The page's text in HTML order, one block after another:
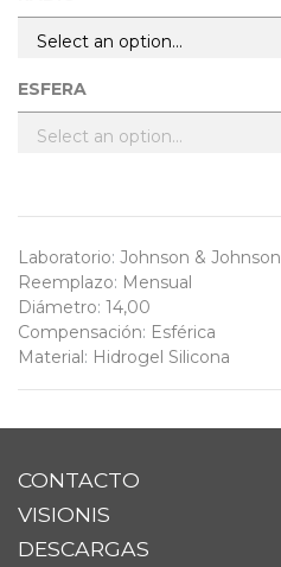
ESFERA
Laboratorio: Johnson &
Reemplazo: Mensual
Diámetro: 14,00
Compensación: Esférica
Material : Hidrogel Silicona
CONTACTO
VISIONIS
DESCARGAS